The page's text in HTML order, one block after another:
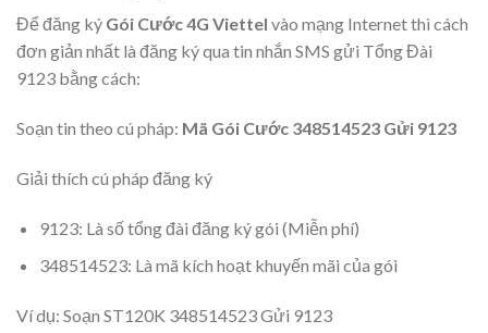
Để đăng ký Gói Cước 4G Viettel vào mạng Internet thì cách
đơn giản nhất là đăng ký qua tin nhắn SMS gửi Tổng Đài
9123 bằng cách:
Soạn tin theo cú pháp: Mã Gói Cước 348514523 Gửi 9123
Giải thích cú pháp đăng ký
9123: Là số tổng đài đăng ký gói (Miễn phí)
348514523: Là mã kích hoạt khuyến mãi của gói
Ví dụ: Soạn ST120K 348514523 Gửi 9123